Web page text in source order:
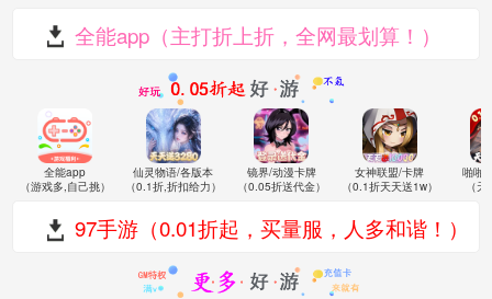
全能app（主打折上折，全网最划算！）
全能app
（游戏多,自己挑）
仙灵物语/各版本
（0.1折,折扣给力）
镜界/动漫卡牌
（0.05折送代金）
女神联盟/卡牌
（0.1折天天送1w）
啪啪
（
97手游（0.01折起，买量服，人多和谐！）